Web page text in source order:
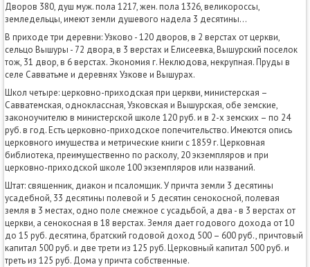
Дворов 380, душ муж. пола 1217, жен. пола 1326, великороссы,
земледельцы, имеют земли душевого надела 3 десятины…
В приходе три деревни: Узково - 120 дворов, в 2 верстах от церкви,
сельцо Вышуры - 72 двора, в 3 верстах и Елисеевка, Вышурский поселок
тож, 31 двор, в 6 верстах. Экономия г. Неклюдова, некрупная. Пруды в
селе Савватьме и деревнях Узкове и Вышурах.
Школ четыре: церковно-приходская при церкви, министерская –
Савватемская, одноклассная, Узковская и Вышурская, обе земские,
законоучителю в министерской школе 120 руб. и в 2-х земских – по 24
руб. в год. Есть церковно-приходское попечительство. Имеются опись
церковного имущества и метрические книги с 1859 г. Церковная
библиотека, преимущественно по расколу, 20 экземпляров и при
церковно-приходской школе 100 экземпляров или названий.
Штат: священник, диакон и псаломщик. У причта земли 3 десятины
усадебной, 33 десятины полевой и 5 десятин сенокосной, полевая
земля в 3 местах, одно поле смежное с усадьбой, а два - в 3 верстах от
церкви, а сенокосная в 18 верстах. Земля дает годового дохода от 10
до 15 руб. десятина, братский годовой доход 500 – 600 руб., причтовый
капитал 500 руб. и две трети из 125 руб. Церковный капитал 500 руб. и
треть из 125 руб. Дома у причта собственные.